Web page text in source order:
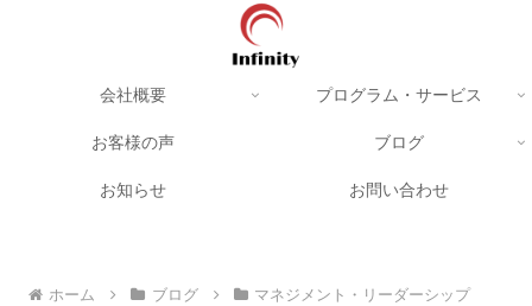
会社概要 プログラム・サービス
お客様の声 ブログ
お知らせ お問い合わせ
ホーム ブログ マネジメント・リーダーシップ